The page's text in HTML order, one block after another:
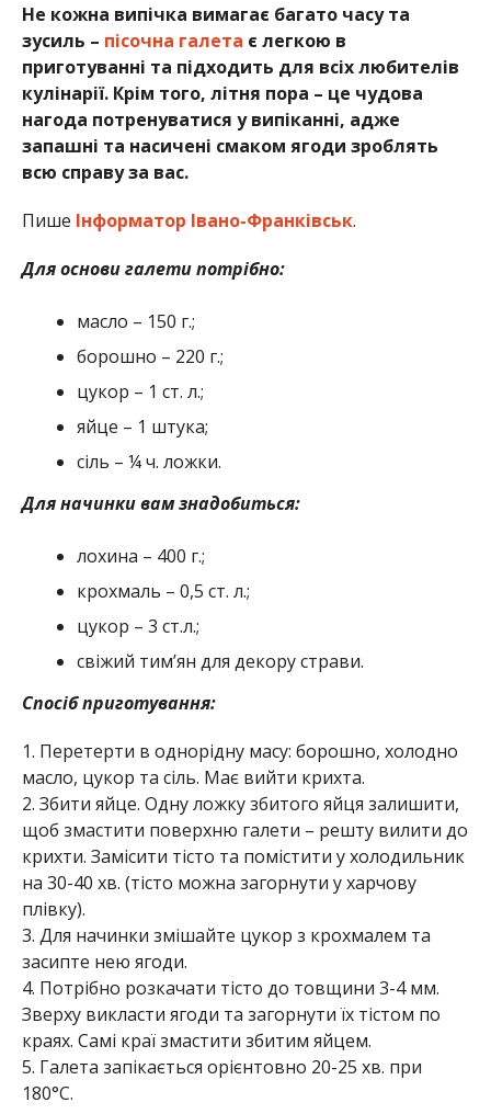
Не кожна випічка вимагає багато часу та
зусиль – пісочна галета є легкою в
приготуванні та підходить для всіх любителів
кулінарії. Крім того, літня пора – це чудова
нагода потренуватися у випіканні, адже
запашні та насичені смаком ягоди зроблять
всю справу за вас.
Пише Інформатор Івано-Франківськ.
Для основи галети потрібно:
масло – 150 г.;
борошно – 220 г.;
цукор – 1 ст. л.;
яйце – 1 штука;
сіль – ¼ ч. ложки.
Для начинки вам знадобиться:
лохина – 400 г.;
крохмаль – 0,5 ст. л.;
цукор – 3 ст.л.;
свіжий тим’ян для декору страви.
Спосіб приготування:
1. Перетерти в однорідну масу: борошно, холодно
масло, цукор та сіль. Має вийти крихта.
2. Збити яйце. Одну ложку збитого яйця залишити,
щоб змастити поверхню галети – решту вилити до
крихти. Замісити тісто та помістити у холодильник
на 30-40 хв. (тісто можна загорнути у харчову
плівку).
3. Для начинки змішайте цукор з крохмалем та
засипте нею ягоди.
4. Потрібно розкачати тісто до товщини 3-4 мм.
Зверху викласти ягоди та загорнути їх тістом по
краях. Самі краї змастити збитим яйцем.
5. Галета запікається орієнтовно 20-25 хв. при
180°С.